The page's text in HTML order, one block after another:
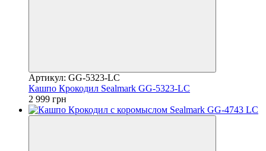
Артикул: GG-5323-LC
Кашпо Крокодил Sealmark GG-5323-LC
2 999 грн